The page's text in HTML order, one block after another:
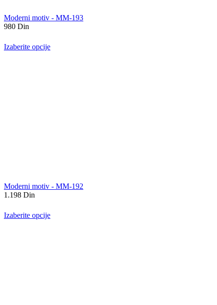
Moderni motiv - MM-193
980 Din
Izaberite opcije
Moderni motiv - MM-192
1.198 Din
Izaberite opcije